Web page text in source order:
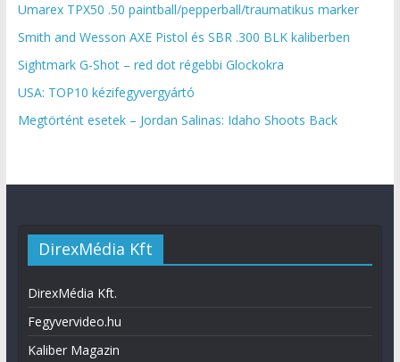
Umarex TPX50 .50 paintball/pepperball/traumatikus marker
Smith and Wesson AXE Pistol és SBR .300 BLK kaliberben
Sightmark G-Shot – red dot régebbi Glockokra
USA: TOP10 kézifegyvergyártó
Megtörtént esetek – Jordan Salinas: Idaho Shoots Back
DirexMédia Kft
DirexMédia Kft.
Fegyvervideo.hu
Kaliber Magazin